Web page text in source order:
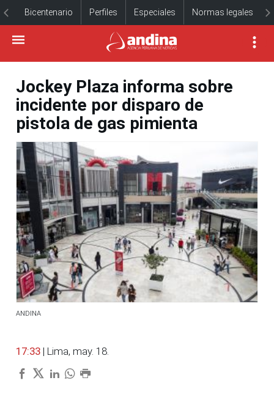
Bicentenario Perfiles Especiales Normas legales
Jockey Plaza informa sobre
incidente por disparo de
pistola de gas pimienta
ANDINA
17:33 | Lima, may. 18.